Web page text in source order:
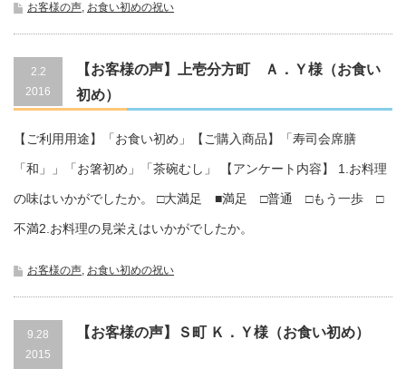
お客様の声, お食い初めの祝い
2.2
2016
【お客様の声】上壱分方町 Ａ．Ｙ様（お食い
初め）
【ご利用用途】「お食い初め」【ご購入商品】「寿司会席膳
「和」」「お箸初め」「茶碗むし」 【アンケート内容】 1.お料理
の味はいかがでしたか。 □大満足 ■満足 □普通 □もう一歩 □
不満2.お料理の見栄えはいかがでしたか。
お客様の声, お食い初めの祝い
9.28
2015
【お客様の声】Ｓ町 Ｋ．Ｙ様（お食い初め）